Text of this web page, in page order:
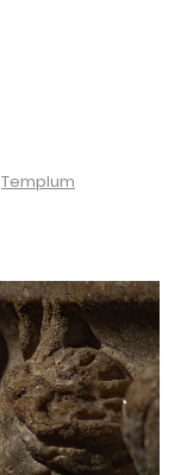
Templum